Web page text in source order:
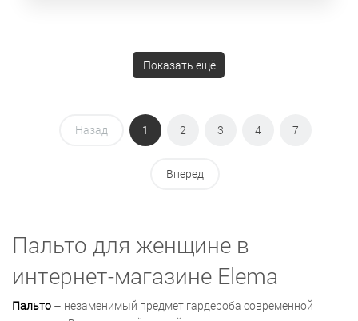
Показать ещё
Назад 1 2 3 4 7
Вперед
Пальто для женщине в
интернет-магазине Elema
Пальто – незаменимый предмет гардероба современной